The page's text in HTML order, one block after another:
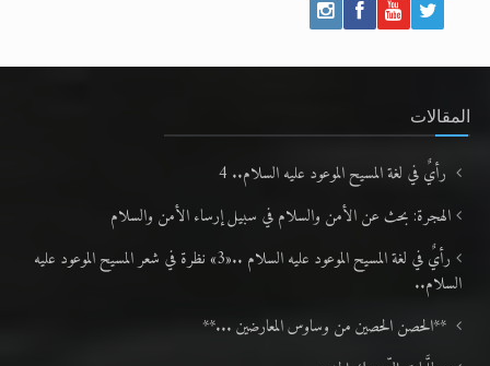
المقالات
رأيٌ في لغة المسيح الموعود عليه السلام.. 4
الهجرة: بحث عن الأمن والسلام في سبيل إرساء الأمن والسلام
رأيٌ في لغة المسيح الموعود عليه السلام ..«3» نظرة في شعر المسيح الموعود عليه
السلام..
**الحصن الحصين من وساوس المعارضين ...**